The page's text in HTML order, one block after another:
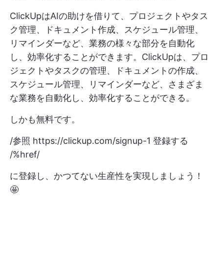
ClickUpはAIの助けを借りて、プロジェクトやタス
ク管理、ドキュメント作成、スケジュール管理、
リマインダーなど、業務の様々な部分を自動化
し、効率化することができます。ClickUpは、プロ
ジェクトやタスクの管理、ドキュメントの作成、
スケジュール管理、リマインダーなど、さまざま
な業務を自動化し、効率化することができる。
しかも無料です。
/参照 https://clickup.com/signup-1 登録する
/%href/
に登録し、かつてない生産性を実現しましょう！
🤩